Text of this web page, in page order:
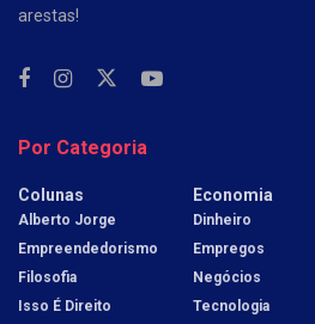
arestas!
Por Categoria
Colunas
Alberto Jorge
Empreendedorismo
Filosofia
Isso É Direito
Economia
Dinheiro
Empregos
Negócios
Tecnologia